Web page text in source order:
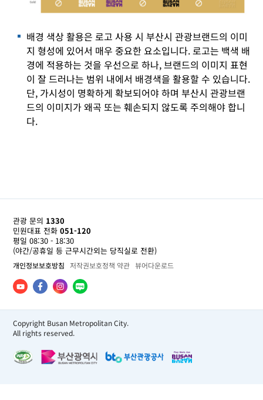
배경 색상 활용은 로고 사용 시 부산시 관광브랜드의 이미
지 형성에 있어서 매우 중요한 요소입니다. 로고는 백색 배
경에 적용하는 것을 우선으로 하나, 브랜드의 이미지 표현
이 잘 드러나는 범위 내에서 배경색을 활용할 수 있습니다.
단, 가시성이 명확하게 확보되어야 하며 부산시 관광브랜
드의 이미지가 왜곡 또는 훼손되지 않도록 주의해야 합니
다.
관광 문의 1330
민원대표 전화 051-120
평일 08:30 - 18:30
(야간/공휴일 등 근무시간외는 당직실로 전환)
개인정보보호방침 저작권보호정책 약관 뷰어다운로드
Copyright Busan Metropolitan City.
All rights reserved.